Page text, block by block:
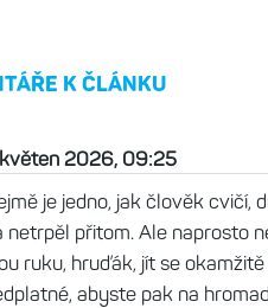
K ČLÁNKU
2026, 09:25
je jedno, jak člověk cvičí,
netrpěl přitom. Ale naprosto
ruku, hruďák, jít se
abyste pak na